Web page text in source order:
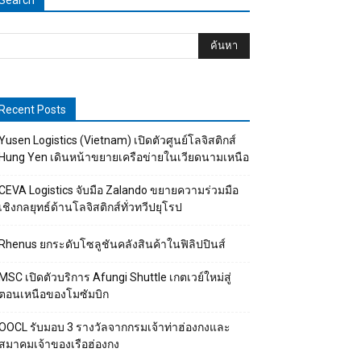
Posts
Logistics (Vietnam) เปิดตัวศูนย์โลจิสติกส์
Yen เดินหน้าขยายเครือข่ายในเวียดนามเหนือ
Logistics จับมือ Zalando ขยายความร่วมมือ
ชิงกลยุทธ์ด้านโลจิสติกส์ทั่วทวีปยุโรป
ยกระดับโซลูชันคลังสินค้าในฟิลิปปินส์
เปิดตัวบริการ Afungi Shuttle เกตเวย์ใหม่สู่
อนเหนือของโมซัมบิก
รับมอบ 3 รางวัลจากกรมเจ้าท่าฮ่องกงและ
มาคมเจ้าของเรือฮ่องกง